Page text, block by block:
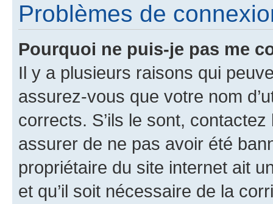
Problèmes de
Pourquoi ne puis-je pas me
Il y a plusieurs raisons qui
assurez-vous que votre nom
corrects. S’ils le sont,
assurer de ne pas avoir été
propriétaire du site internet ait
et qu’il soit nécessaire de la